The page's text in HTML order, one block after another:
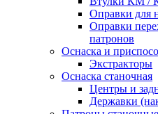
Оправки для
Оправки
патронов
Оснаска и
Экстракторы
Оснаска станочная
Центры и
Державки